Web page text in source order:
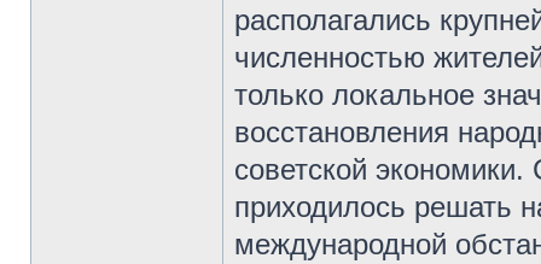
располагались
численностью
только локальное
восстановления
советской
приходилось решать
международной